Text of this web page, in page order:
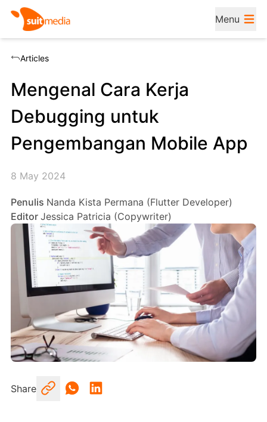
Menu
Articles
Mengenal Cara Kerja
Debugging untuk
Pengembangan Mobile App
8 May 2024
Penulis Nanda Kista Permana (Flutter Developer)
Editor Jessica Patricia (Copywriter)
Share